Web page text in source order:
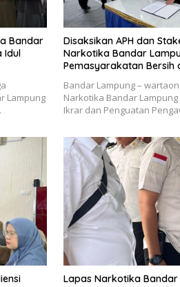
Bandar
Lampung
Disaksikan APH dan
Narkotika Bandar
Pemasyarakatan Bersih
Bandar Lampung –
Narkotika Bandar
Ikrar dan Penguatan
Lapas Narkotika